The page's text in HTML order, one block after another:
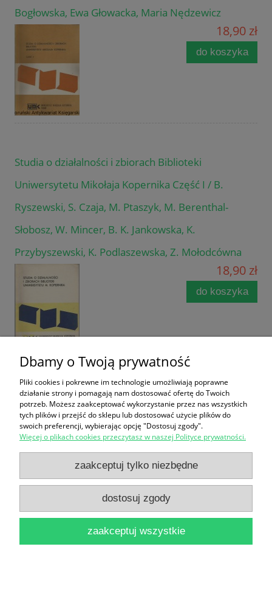
Bogłowska, Ewa Głowacka, Maria Nędzewicz
18,90 zł
do koszyka
Studia o działalności i zbiorach Biblioteki
Uniwersytetu Mikołaja Kopernika Część I / B.
Ryszewski, S. Czaja, M. Ptaszyk, M. Berenthal-
Słobosz, W. Mincer, B. K. Jankowska, K.
Przybyszewski, K. Podlaszewska, Z. Mołodcówna
18,90 zł
do koszyka
Studia o bibliotekach i zbiorach polskich Tom II /
Pod redakcją Bohdana Ryszewskiego
19,90 zł
do koszyka
Dbamy o Twoją prywatność
Pliki cookies i pokrewne im technologie umożliwiają poprawne
działanie strony i pomagają nam dostosować ofertę do Twoich
potrzeb. Możesz zaakceptować wykorzystanie przez nas wszystkich
tych plików i przejść do sklepu lub dostosować użycie plików do
swoich preferencji, wybierając opcję "Dostosuj zgody".
Więcej o plikach cookies przeczytasz w naszej Polityce prywatności.
zaakceptuj tylko niezbędne
dostosuj zgody
zaakceptuj wszystkie